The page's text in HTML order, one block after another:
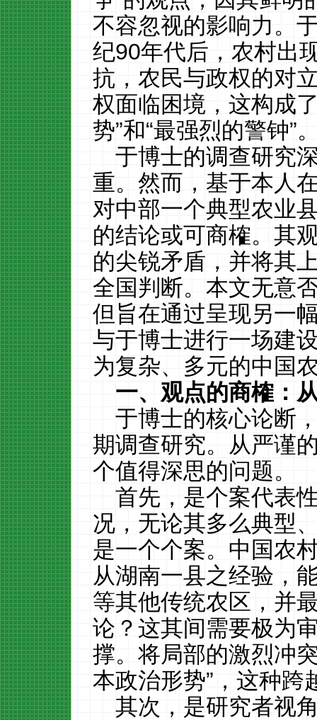
不容忽视的影响力。
纪90年代后，农村出
抗，农民与政权的对
权面临困境，这构成
势”和“最强烈的警钟”
于博士的调查研究
重。然而，基于本人
对中部一个典型农业
的结论或可商榷。其
的尖锐矛盾，并将其
全国判断。本文无意
但旨在通过呈现另一
与于博士进行一场建
为复杂、多元的中国
一、观点的商榷：
于博士的核心论断
期调查研究。从严谨
个值得深思的问题。
首先，是个案代表
况，无论其多么典型
是一个个案。中国农
从湖南一县之经验，
等其他传统农区，并
论？这其间需要极为
撑。将局部的激烈冲
本政治形势”，这种跨
其次，是研究者视